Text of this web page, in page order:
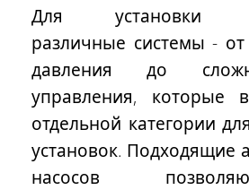
Для установки
различные системы -
давления до
управления, которые
отдельной категории для
установок. Подходящие
насосов